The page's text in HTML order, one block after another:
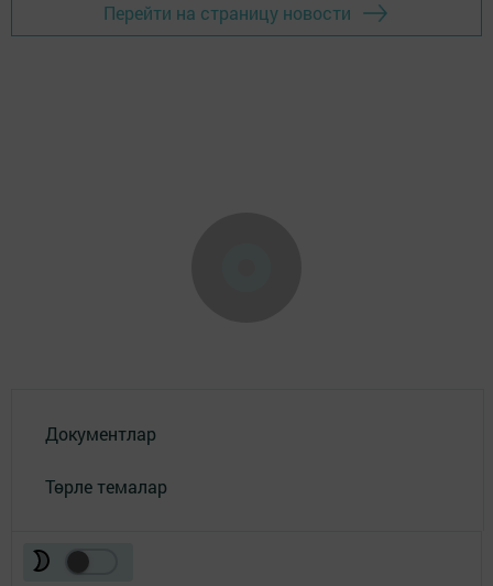
Перейти на страницу новости
Документлар
Төрле темалар